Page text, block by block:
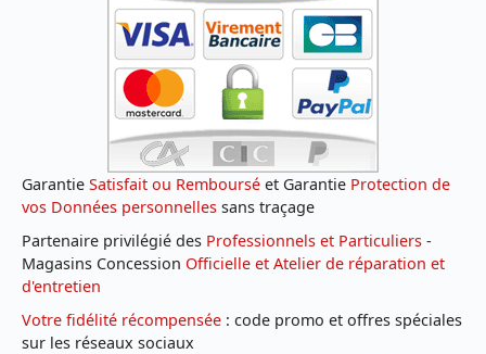
Garantie Satisfait ou Remboursé et Garantie Protection de
vos Données personnelles sans traçage
Partenaire privilégié des Professionnels et Particuliers -
Magasins Concession Officielle et Atelier de réparation et
d'entretien
Votre fidélité récompensée : code promo et offres spéciales
sur les réseaux sociaux